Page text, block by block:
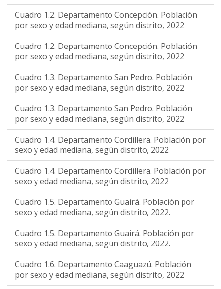
Cuadro 1.2. Departamento Concepción. Población
por sexo y edad mediana, según distrito, 2022
Cuadro 1.2. Departamento Concepción. Población
por sexo y edad mediana, según distrito, 2022
Cuadro 1.3. Departamento San Pedro. Población
por sexo y edad mediana, según distrito, 2022
Cuadro 1.3. Departamento San Pedro. Población
por sexo y edad mediana, según distrito, 2022
Cuadro 1.4. Departamento Cordillera. Población por
sexo y edad mediana, según distrito, 2022
Cuadro 1.4. Departamento Cordillera. Población por
sexo y edad mediana, según distrito, 2022
Cuadro 1.5. Departamento Guairá. Población por
sexo y edad mediana, según distrito, 2022.
Cuadro 1.5. Departamento Guairá. Población por
sexo y edad mediana, según distrito, 2022.
Cuadro 1.6. Departamento Caaguazú. Población
por sexo y edad mediana, según distrito, 2022